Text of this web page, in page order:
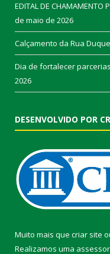
EDITAL DE CHAMAMENTO
de maio de 2026
Calçamento da Rua
Dia de fortalecer
2026
DESENVOLVIDO POR
Muito mais que criar site
Realizamos uma